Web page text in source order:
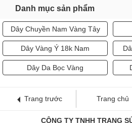
Danh mục sản phẩm
Dây Chuyền Nam Vàng Tây
Dây Vàng Ý 18k Nam
Dây Da Bọc Vàng
Trang trước Trang chủ
CÔNG TY TNHH TRANG